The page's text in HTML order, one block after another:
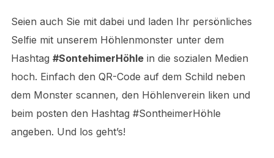
Seien auch Sie mit dabei und laden Ihr persönliches
Selfie mit unserem Höhlenmonster unter dem
Hashtag #SontehimerHöhlein die sozialen Medien
hoch. Einfach den QR-Code auf dem Schild neben
dem Monster scannen, den Höhlenverein liken und
beim posten den Hashtag #SontheimerHöhle
angeben. Und los geht’s!